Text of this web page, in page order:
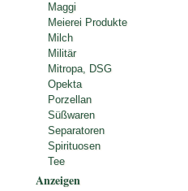
Maggi
Meierei Produkte
Milch
Militär
Mitropa, DSG
Opekta
Porzellan
Süßwaren
Separatoren
Spirituosen
Tee
Anzeigen